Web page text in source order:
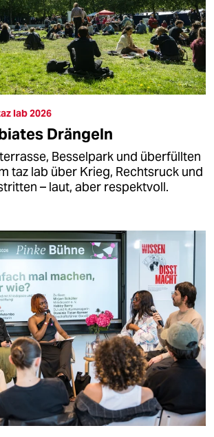
lab 2026
Drängeln
Besselpark und überfüllten
taz lab über Krieg, Rechtsruck und
– laut, aber respektvoll.